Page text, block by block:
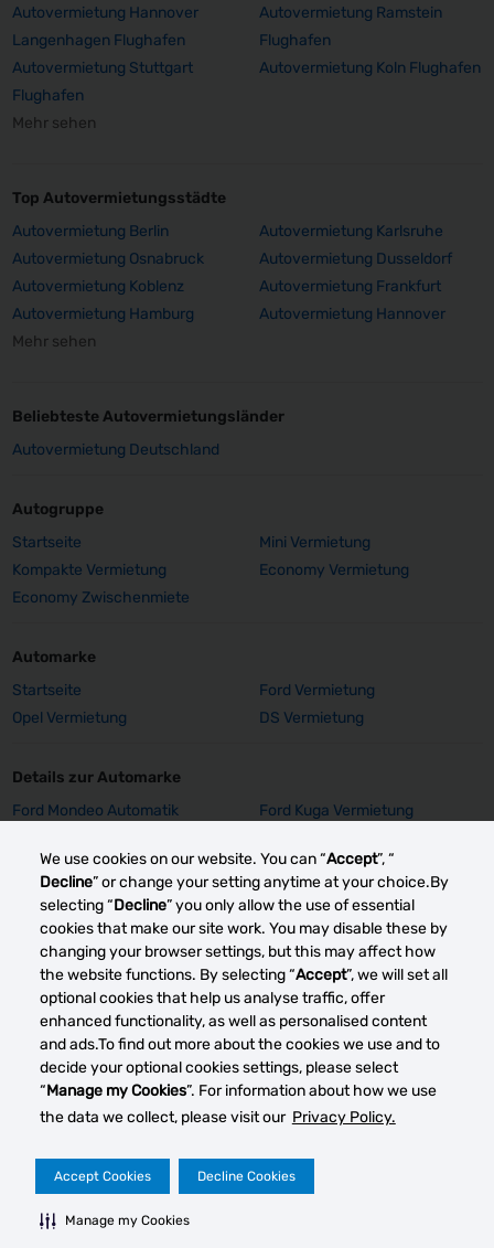
We use cookies on our website. You can “Accept”, “
Decline” or change your setting anytime at your choice.By
selecting “Decline” you only allow the use of essential
cookies that make our site work. You may disable these by
changing your browser settings, but this may affect how
the website functions. By selecting “Accept”, we will set all
optional cookies that help us analyse traffic, offer
enhanced functionality, as well as personalised content
and ads.To find out more about the cookies we use and to
decide your optional cookies settings, please select
“Manage my Cookies”. For information about how we use
the data we collect, please visit our Privacy Policy.
Accept Cookies Decline Cookies
Manage my Cookies
Autovermietung Hannover
Langenhagen Flughafen
Autovermietung Ramstein
Flughafen
Autovermietung Stuttgart
Flughafen
Autovermietung Koln Flughafen
Mehr sehen
Top Autovermietungsstädte
Autovermietung Berlin
Autovermietung Karlsruhe
Autovermietung Osnabruck
Autovermietung Dusseldorf
Autovermietung Koblenz
Autovermietung Frankfurt
Autovermietung Hamburg
Autovermietung Hannover
Mehr sehen
Beliebteste Autovermietungsländer
Autovermietung Deutschland
Autogruppe
Startseite
Mini Vermietung
Kompakte Vermietung
Economy Vermietung
Economy Zwischenmiete
Automarke
Startseite
Ford Vermietung
Opel Vermietung
DS Vermietung
Details zur Automarke
Ford Mondeo Automatik
Ford Kuga Vermietung
Ford Focus SW Vermietung
Ford Focus GPS Vermietung
Ford Focus Aut. Vermietung
Ford Fiesta Vermietung
Opel Insignia Vermietung
Opel Corsa E Vermietung
Mehr sehen
Andere Autovermietung smärkte
2026 © DTG Operations, Inc. Alle Rechte vorbehalten
Datenschutz Rechtliche Hinweise